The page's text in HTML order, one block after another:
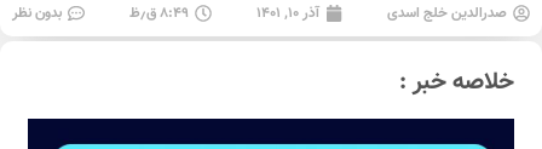
صدرالدین خلج اسدی آذر ۱۰, ۱۴۰۱ ۸:۴۹ ق٫ظ بدون نظر
خلاصه خبر :